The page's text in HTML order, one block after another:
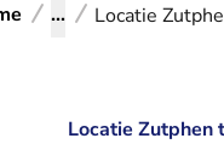
... Locatie
Locatie Zutphen